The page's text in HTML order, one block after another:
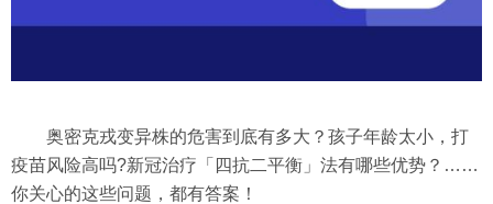
奥密克戎变异株的危害到底有多大？孩子年龄太小，打
疫苗风险高吗?新冠治疗「四抗二平衡」法有哪些优势？……
你关心的这些问题，都有答案！